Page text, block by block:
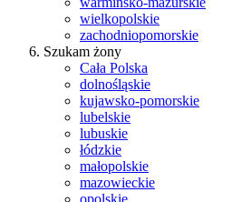
wielkopolskie
zachodniopomorskie
Szukam żony
Cała Polska
dolnośląskie
kujawsko-pomorskie
lubelskie
lubuskie
łódzkie
małopolskie
mazowieckie
opolskie